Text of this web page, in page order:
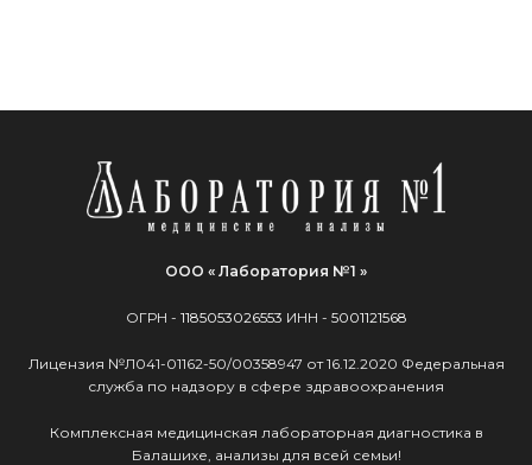
ООО « Лаборатория №1 »
ОГРН - 1185053026553 ИНН - 5001121568
Лицензия №Л041-01162-50/00358947 от 16.12.2020 Федеральная
служба по надзору в сфере здравоохранения
Комплексная медицинская лабораторная диагностика в
Балашихе, анализы для всей семьи!